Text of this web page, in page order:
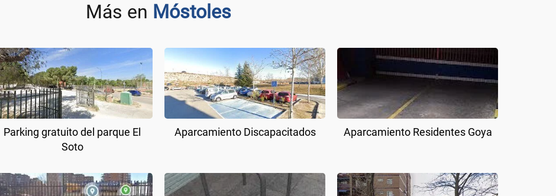
Más en Móstoles
Parking gratuito del parque El
Soto
Aparcamiento Discapacitados Aparcamiento Residentes Goya